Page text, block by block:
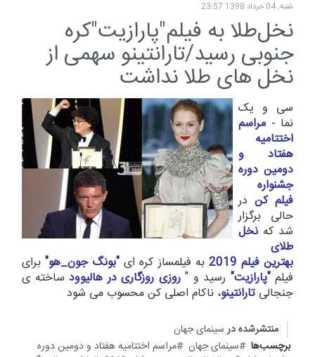
شنبه, 04 خرداد 1398 23:57
نخل‌طلا به فیلم"پارازیت"کره
جنوبی رسید/تارانتینو سهمی از
نخل های طلا نداشت
سی و یک
نما - مراسم
اختتامیه
هفتاد و
دومین دوره
جشنواره
فیلم کن در
حالی برگزار
شد که نخل
طلای
بهترین فیلم 2019
به فیلمساز کره ای "بونگ جون_هو" برای
فیلم"پارازیت" رسید و "روزی روزگاری در هالیوود ساخته ی
جنجالی تارانتینو، ناکام اصلی کن محسوب می شود
منتشرشده در سینمای جهان
برچسب‌ها
سینمای جهان
مراسم اختتامیه هفتاد و دومین دوره